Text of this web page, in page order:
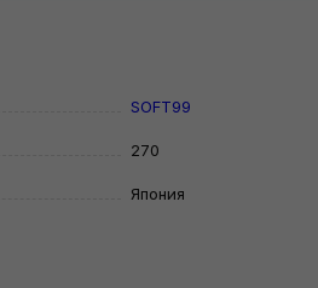
SOFT99
270
Япония